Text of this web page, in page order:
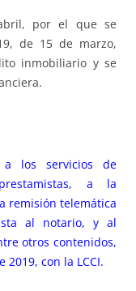
por el que se
de 15 de marzo,
inmobiliario y se
los servicios de
a la
remisión telemática
al notario, y al
otros contenidos,
con la LCCI.